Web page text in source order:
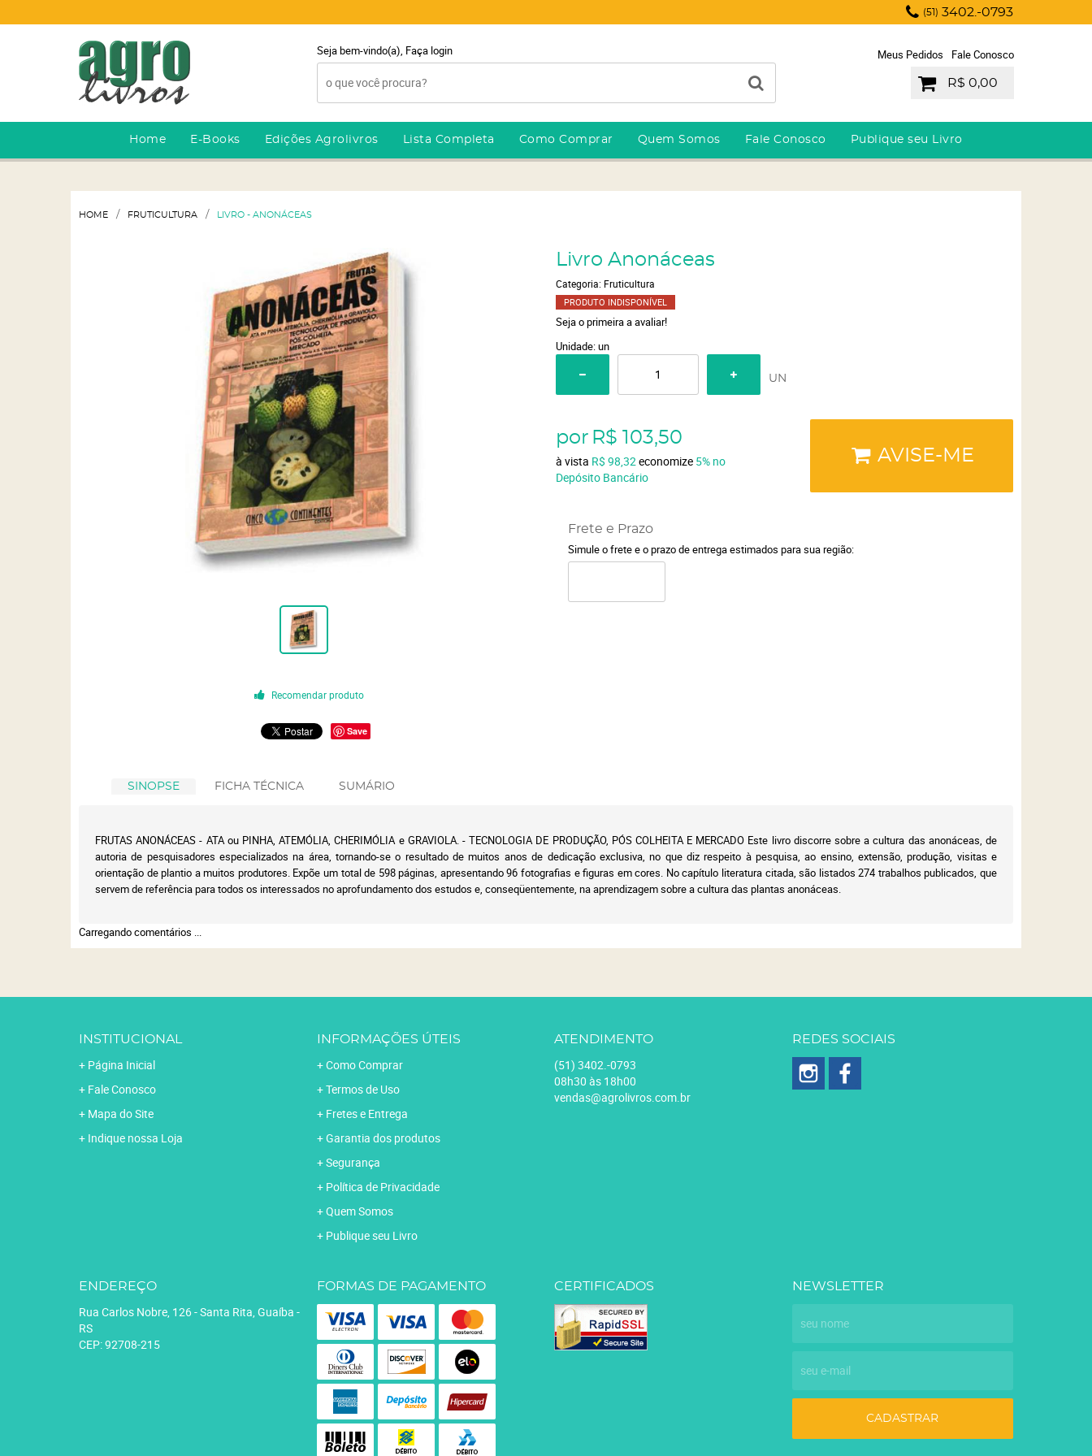
(51) 3402.-0793
Seja bem-vindo(a), Faça login Meus Pedidos Fale Conosco
R$ 0,00
Home E-Books Edições Agrolivros Lista Completa Como Comprar Quem Somos Fale Conosco Publique seu Livro
HOME FRUTICULTURA LIVRO - ANONÁCEAS
Recomendar produto
Save
Livro Anonáceas
Categoria: Fruticultura
PRODUTO INDISPONÍVEL
Seja o primeira a avaliar!
Unidade: un
UN
por R$ 103,50
à vista R$ 98,32economize 5% no
Depósito Bancário
AVISE-ME
Frete e Prazo
Simule o frete e o prazo de entrega estimados para sua região:
SINOPSE FICHA TÉCNICA SUMÁRIO
FRUTAS ANONÁCEAS - ATA ou PINHA, ATEMÓLIA, CHERIMÓLIA e GRAVIOLA. - TECNOLOGIA DE PRODUÇÃO, PÓS COLHEITA E MERCADO Este livro discorre sobre a cultura das anonáceas, de
autoria de pesquisadores especializados na área, tornando-se o resultado de muitos anos de dedicação exclusiva, no que diz respeito à pesquisa, ao ensino, extensão, produção, visitas e
orientação de plantio a muitos produtores. Expõe um total de 598 páginas, apresentando 96 fotografias e figuras em cores. No capítulo literatura citada, são listados 274 trabalhos publicados, que
servem de referência para todos os interessados no aprofundamento dos estudos e, conseqüentemente, na aprendizagem sobre a cultura das plantas anonáceas.
Carregando comentários ...
INSTITUCIONAL
Página Inicial
Fale Conosco
Mapa do Site
Indique nossa Loja
INFORMAÇÕES ÚTEIS
Como Comprar
Termos de Uso
Fretes e Entrega
Garantia dos produtos
Segurança
Política de Privacidade
Quem Somos
Publique seu Livro
ATENDIMENTO
(51) 3402.-0793
08h30 às 18h00
vendas@agrolivros.com.br
REDES SOCIAIS
ENDEREÇO
Rua Carlos Nobre, 126-Santa Rita, Guaíba -
RS
CEP: 92708-215
FORMAS DE PAGAMENTO CERTIFICADOS NEWSLETTER
CADASTRAR